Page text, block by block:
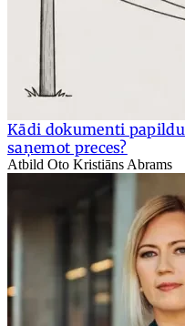
Kādi dokumenti
saņemot preces?
Atbild Oto Kristiāns Abrams